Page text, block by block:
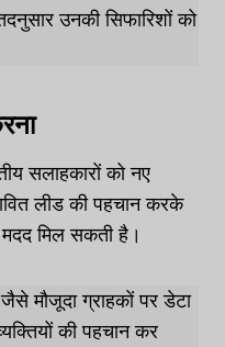
उनकी सिफारिशों को
सलाहकारों को नए
लीड की पहचान करके
मिल सकती है।
मौजूदा ग्राहकों पर डेटा
की पहचान कर